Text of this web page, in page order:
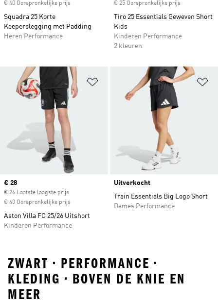
€ 40 Oorspronkelijke prijs
Squadra 25 Korte
Keeperslegging met Padding
Heren Performance
€ 25 Oorspronkelijke prijs
Tiro 25 Essentials Geweven Short
Kids
Kinderen Performance
2 kleuren
Op verlanglijst zetten
Current price
€ 28
€ 26 Laatste laagste prijs
€ 40 Oorspronkelijke prijs
Aston Villa FC 25/26 Uitshort
Kinderen Performance
Uitverkocht
Train Essentials Big Logo Short
Dames Performance
ZWART • PERFORMANCE •
KLEDING • BOVEN DE KNIE EN
MEER